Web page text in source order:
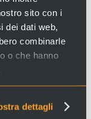
sito con i
dei dati web,
combinarle
o che hanno
dettagli
- Venezia
"S.Tomà"